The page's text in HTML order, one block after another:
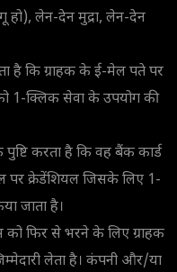
लेन-देन मुद्रा, लेन-देन
है कि ग्राहक के ई-मेल पते पर
को 1-क्लिक सेवा के उपयोग की
करता है कि वह बैंक कार्ड
पर क्रेडेंशियल जिसके लिए 1-
जाता है।
फिर से भरने के लिए ग्राहक
लेता है। कंपनी और/या